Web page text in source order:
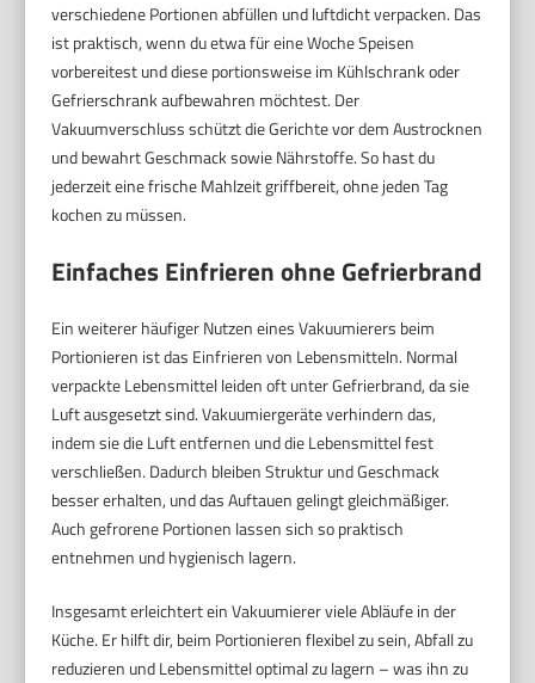
verschiedene Portionen abfüllen und luftdicht verpacken. Das
ist praktisch, wenn du etwa für eine Woche Speisen
vorbereitest und diese portionsweise im Kühlschrank oder
Gefrierschrank aufbewahren möchtest. Der
Vakuumverschluss schützt die Gerichte vor dem Austrocknen
und bewahrt Geschmack sowie Nährstoffe. So hast du
jederzeit eine frische Mahlzeit griffbereit, ohne jeden Tag
kochen zu müssen.
Einfaches Einfrieren ohne Gefrierbrand
Ein weiterer häufiger Nutzen eines Vakuumierers beim
Portionieren ist das Einfrieren von Lebensmitteln. Normal
verpackte Lebensmittel leiden oft unter Gefrierbrand, da sie
Luft ausgesetzt sind. Vakuumiergeräte verhindern das,
indem sie die Luft entfernen und die Lebensmittel fest
verschließen. Dadurch bleiben Struktur und Geschmack
besser erhalten, und das Auftauen gelingt gleichmäßiger.
Auch gefrorene Portionen lassen sich so praktisch
entnehmen und hygienisch lagern.
Insgesamt erleichtert ein Vakuumierer viele Abläufe in der
Küche. Er hilft dir, beim Portionieren flexibel zu sein, Abfall zu
reduzieren und Lebensmittel optimal zu lagern – was ihn zu